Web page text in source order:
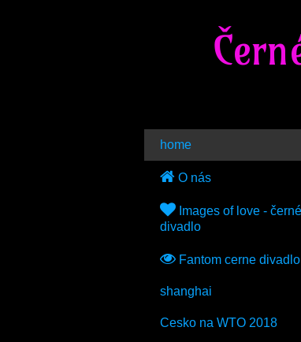
home
O nás
Images of love - černé
divadlo
Fantom cerne divadlo
shanghai
Cesko na WTO 2018